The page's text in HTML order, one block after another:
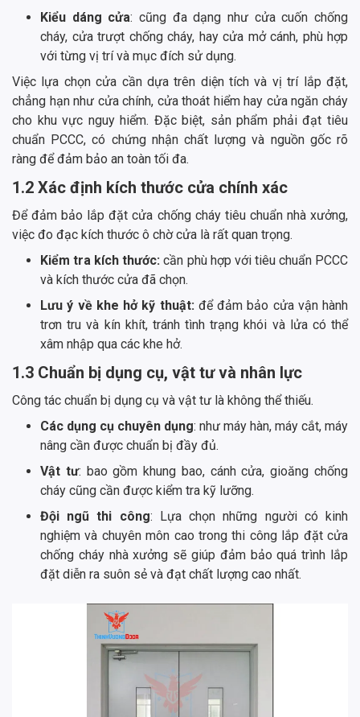
Kiểu dáng cửa: cũng đa dạng như cửa cuốn chống
cháy, cửa trượt chống cháy, hay cửa mở cánh, phù hợp
với từng vị trí và mục đích sử dụng.
Việc lựa chọn cửa cần dựa trên diện tích và vị trí lắp đặt,
chẳng hạn như cửa chính, cửa thoát hiểm hay cửa ngăn cháy
cho khu vực nguy hiểm. Đặc biệt, sản phẩm phải đạt tiêu
chuẩn PCCC, có chứng nhận chất lượng và nguồn gốc rõ
ràng để đảm bảo an toàn tối đa.
1.2 Xác định kích thước cửa chính xác
Để đảm bảo lắp đặt cửa chống cháy tiêu chuẩn nhà xưởng,
việc đo đạc kích thước ô chờ cửa là rất quan trọng.
Kiểm tra kích thước: cần phù hợp với tiêu chuẩn PCCC
và kích thước cửa đã chọn.
Lưu ý về khe hở kỹ thuật: để đảm bảo cửa vận hành
trơn tru và kín khít, tránh tình trạng khói và lửa có thể
xâm nhập qua các khe hở.
1.3 Chuẩn bị dụng cụ, vật tư và nhân lực
Công tác chuẩn bị dụng cụ và vật tư là không thể thiếu.
Các dụng cụ chuyên dụng: như máy hàn, máy cắt, máy
nâng cần được chuẩn bị đầy đủ.
Vật tư: bao gồm khung bao, cánh cửa, gioăng chống
cháy cũng cần được kiểm tra kỹ lưỡng.
Đội ngũ thi công: Lựa chọn những người có kinh
nghiệm và chuyên môn cao trong thi công lắp đặt cửa
chống cháy nhà xưởng sẽ giúp đảm bảo quá trình lắp
đặt diễn ra suôn sẻ và đạt chất lượng cao nhất.